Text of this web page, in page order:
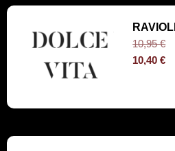
10,95€
10,40€